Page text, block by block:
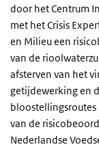
door het Centrum
met het Crisis
en Milieu een
van de
afsterven van het
getijdewerking en
bloostellingsroutes
van de
Nederlandse